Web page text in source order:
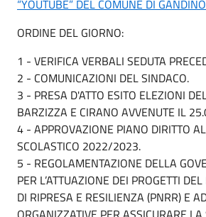
“YOUTUBE” DEL COMUNE DI GANDINO
ORDINE DEL GIORNO:
1 - VERIFICA VERBALI SEDUTA
2 - COMUNICAZIONI DEL SINDACO.
3 - PRESA D'ATTO ESITO ELEZIONI
BARZIZZA E CIRANO AVVENUTE IL
4 - APPROVAZIONE PIANO DIRITTO
SCOLASTICO 2022/2023.
5 - REGOLAMENTAZIONE DELLA
PER L’ATTUAZIONE DEI PROGETTI
DI RIPRESA E RESILIENZA (PNRR) E